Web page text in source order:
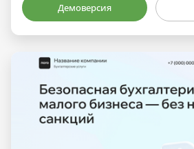
Демоверсия